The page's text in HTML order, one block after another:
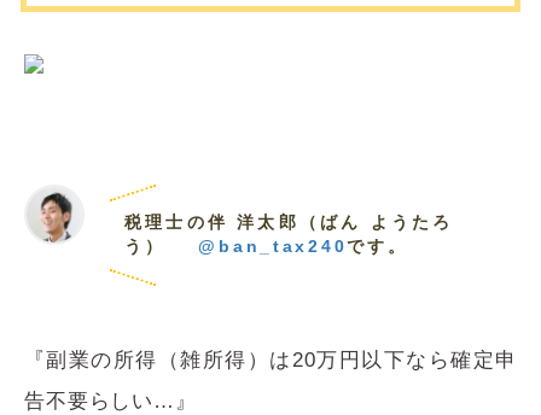
税理士の伴 洋太郎（ばん ようたろ
う）
@ban_tax240です。
『副業の所得（雑所得）は20万円以下なら確定申
告不要らしい…』